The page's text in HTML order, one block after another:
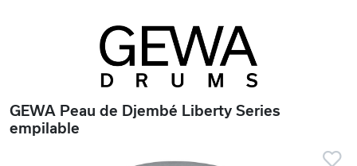
GEWA Peau de Djembé Liberty Series
empilable